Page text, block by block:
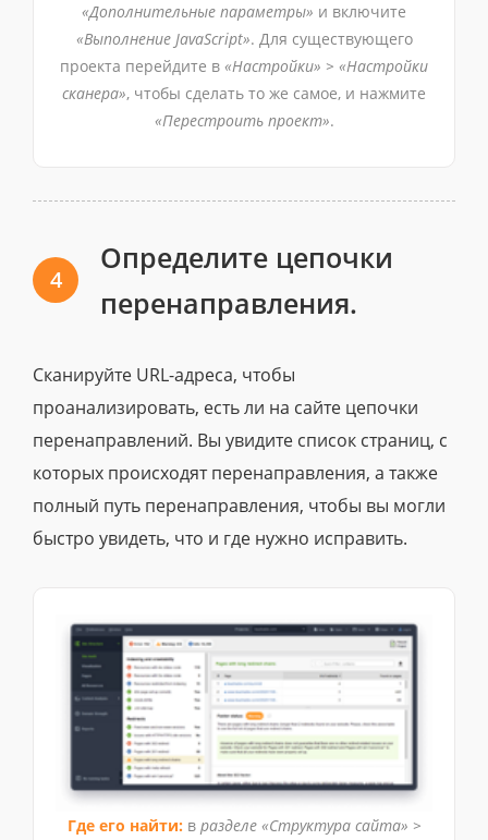
«Дополнительные параметры» и включите
«Выполнение JavaScript». Для существующего
проекта перейдите в «Настройки» > «Настройки
сканера», чтобы сделать то же самое, и нажмите
«Перестроить проект».
4
Определите цепочки
перенаправления.
Сканируйте URL-адреса, чтобы
проанализировать, есть ли на сайте цепочки
перенаправлений. Вы увидите список страниц, с
которых происходят перенаправления, а также
полный путь перенаправления, чтобы вы могли
быстро увидеть, что и где нужно исправить.
Где его найти:в разделе «Структура сайта» >